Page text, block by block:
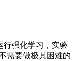
强化学习，实验
需要做极其困难的